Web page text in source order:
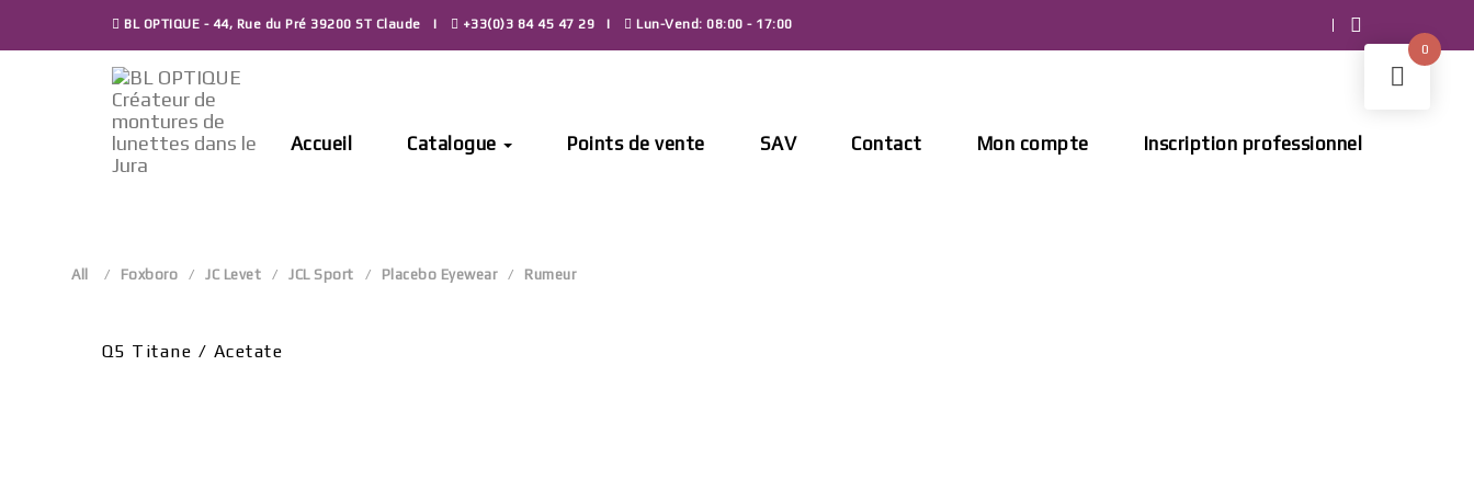
BL OPTIQUE - 44, Rue du Pré 39200 ST Claude +33(0)3 84 45 47 29 Lun-Vend: 08:00 - 17:00
Accueil Catalogue Points de vente SAV Contact Mon compte Inscription professionnel
All Foxboro JC Levet JCL Sport Placebo Eyewear Rumeur
Q5 Titane / Acetate
0